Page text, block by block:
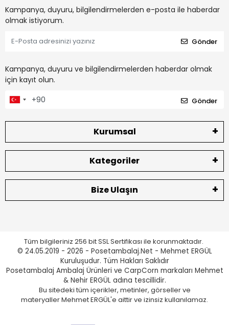
Kampanya, duyuru, bilgilendirmelerden e-posta ile haberdar
olmak istiyorum.
Gönder
Kampanya, duyuru ve bilgilendirmelerden haberdar olmak
için kayıt olun.
Gönder
Kurumsal
Kategoriler
Bize Ulaşın
Tüm bilgileriniz 256 bit SSL Sertifikası ile korunmaktadır.
© 24.05.2019 - 2026 - Posetambalaj.Net - Mehmet ERGÜL
Kuruluşudur. Tüm Hakları Saklıdır
Posetambalaj Ambalaj Ürünleri ve CarpCorn markaları Mehmet
& Nehir ERGÜL adına tescillidir.
Bu sitedeki tüm içerikler, metinler, görseller ve
materyaller Mehmet ERGÜL'e aittir ve izinsiz kullanılamaz.